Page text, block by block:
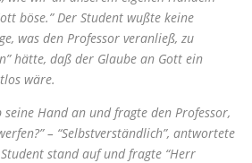
böse.” Der Student wußte keine
was den Professor veranließ, zu
hätte, daß der Glaube an Gott ein
wäre.
Hand an und fragte den Professor,
– “Selbstverständlich”, antwortete
stand auf und fragte “Herr